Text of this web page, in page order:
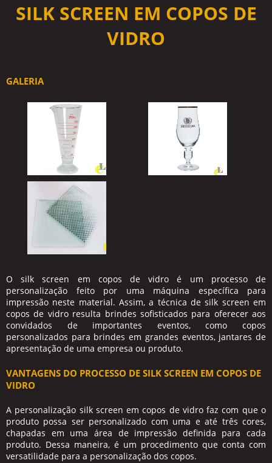
SILK SCREEN EM COPOS DE
VIDRO
GALERIA
Osilk screen em copos de vidro é um processo de
personalização feito por uma máquina específica para
impressão neste material. Assim, a técnica desilk screen em
copos de vidroresulta brindes sofisticados para oferecer aos
convidados de importantes eventos, como copos
personalizados para brindes em grandes eventos, jantares de
apresentação de uma empresa ou produto.
VANTAGENS DO PROCESSO DE SILK SCREEN EM COPOS DE
VIDRO
A personalização silk screen em copos de vidrofaz com que o
produto possa ser personalizado com uma e até três cores,
chapadas em uma área de impressão definida para cada
produto. Dessa maneira, é um procedimento que conta com
versatilidade para a personalização dos copos.